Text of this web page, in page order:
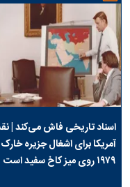
اسناد تاریخی فاش می‌کند |
آمریکا برای اشغال جزیره خارک
۱۹۷۹ روی میز کاخ سفید است